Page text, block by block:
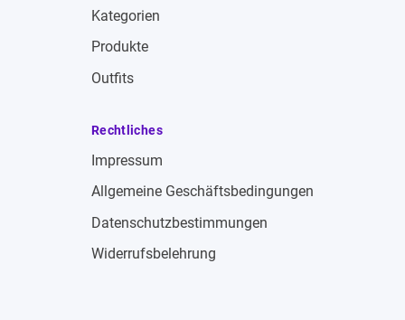
Kategorien
Produkte
Outfits
Rechtliches
Impressum
Allgemeine Geschäftsbedingungen
Datenschutzbestimmungen
Widerrufsbelehrung